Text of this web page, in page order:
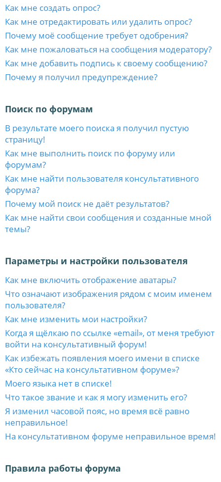
Как мне создать опрос?
Как мне отредактировать или удалить опрос?
Почему моё сообщение требует одобрения?
Как мне пожаловаться на сообщения модератору?
Как мне добавить подпись к своему сообщению?
Почему я получил предупреждение?
Поиск по форумам
В результате моего поиска я получил пустую
страницу!
Как мне выполнить поиск по форуму или
форумам?
Как мне найти пользователя консультативного
форума?
Почему мой поиск не даёт результатов?
Как мне найти свои сообщения и созданные мной
темы?
Параметры и настройки пользователя
Как мне включить отображение аватары?
Что означают изображения рядом с моим именем
пользователя?
Как мне изменить мои настройки?
Когда я щёлкаю по ссылке «email», от меня требуют
войти на консультативный форум!
Как избежать появления моего имени в списке
«Кто сейчас на консультативном форуме»?
Моего языка нет в списке!
Что такое звание и как я могу изменить его?
Я изменил часовой пояс, но время всё равно
неправильное!
На консультативном форуме неправильное время!
Правила работы форума